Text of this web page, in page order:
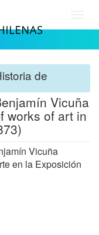
de
Vicuña
works of art in
Vicuña
en la Exposición